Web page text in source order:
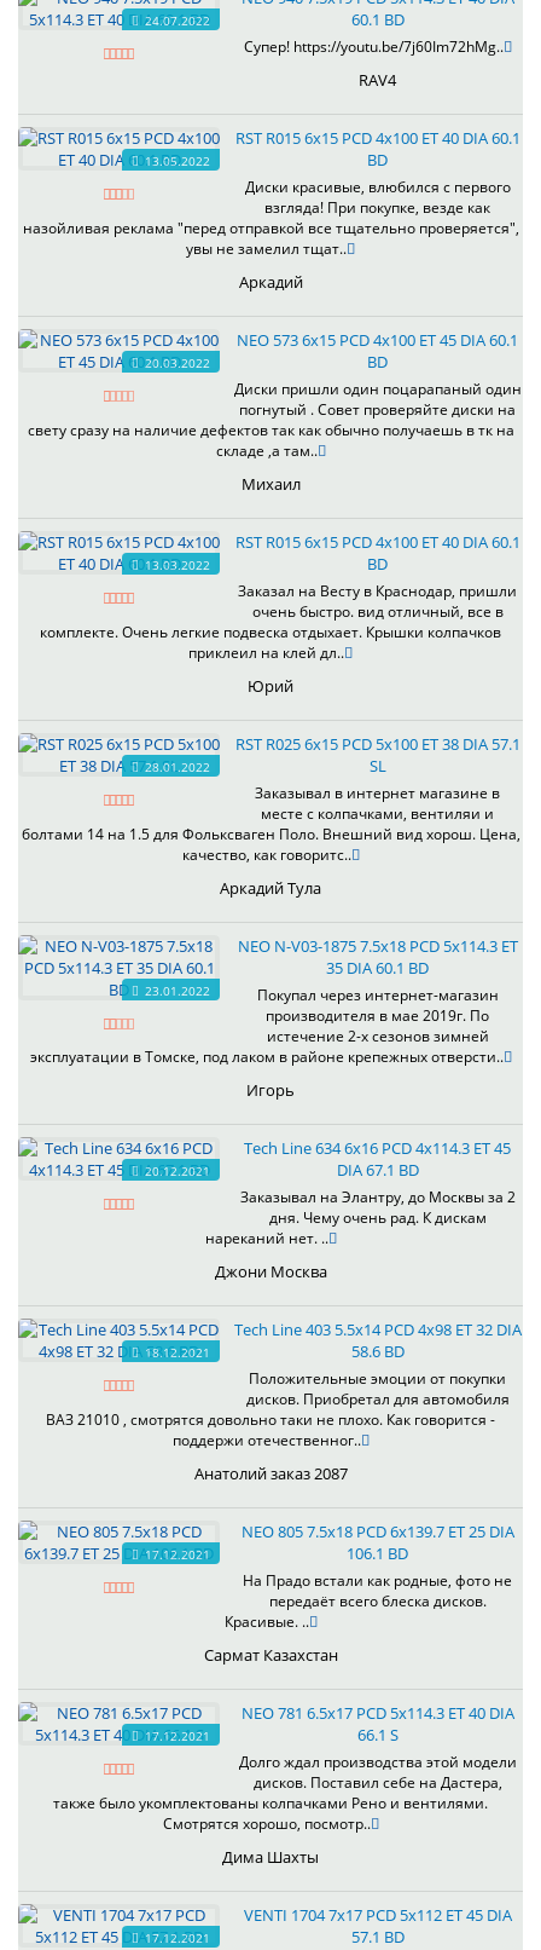
24.07.2022
60.1 BD
Супер! https://youtu.be/7j60Im72hMg..
RAV4
13.05.2022
RST R015 6x15 PCD 4x100 ET 40 DIA 60.1
BD
Диски красивые, влюбился с первого
взгляда! При покупке, везде как
назойливая реклама "перед отправкой все тщательно проверяется",
увы не замелил тщат..
Аркадий
20.03.2022
NEO 573 6x15 PCD 4x100 ET 45 DIA 60.1
BD
Диски пришли один поцарапаный один
погнутый . Совет проверяйте диски на
свету сразу на наличие дефектов так как обычно получаешь в тк на
складе ,а там..
Михаил
13.03.2022
RST R015 6x15 PCD 4x100 ET 40 DIA 60.1
BD
Заказал на Весту в Краснодар, пришли
очень быстро. вид отличный, все в
комплекте. Очень легкие подвеска отдыхает. Крышки колпачков
приклеил на клей дл..
Юрий
28.01.2022
RST R025 6x15 PCD 5x100 ET 38 DIA 57.1
SL
Заказывал в интернет магазине в
месте с колпачками, вентиляи и
болтами 14 на 1.5 для Фольксваген Поло. Внешний вид хорош. Цена,
качество, как говоритс..
Аркадий Тула
23.01.2022
NEO N-V03-1875 7.5x18 PCD 5x114.3 ET
35 DIA 60.1 BD
Покупал через интернет-магазин
производителя в мае 2019г. По
истечение 2-х сезонов зимней
эксплуатации в Томске, под лаком в районе крепежных отверсти..
Игорь
20.12.2021
Tech Line 634 6x16 PCD 4x114.3 ET 45
DIA 67.1 BD
Заказывал на Элантру, до Москвы за 2
дня. Чему очень рад. К дискам
нареканий нет. ..
Джони Москва
18.12.2021
Tech Line 403 5.5x14 PCD 4x98 ET 32 DIA
58.6 BD
Положительные эмоции от покупки
дисков. Приобретал для автомобиля
ВАЗ 21010 , смотрятся довольно таки не плохо. Как говорится -
поддержи отечественног..
Анатолий заказ 2087
17.12.2021
NEO 805 7.5x18 PCD 6x139.7 ET 25 DIA
106.1 BD
На Прадо встали как родные, фото не
передаёт всего блеска дисков.
Красивые. ..
Сармат Казахстан
17.12.2021
NEO 781 6.5x17 PCD 5x114.3 ET 40 DIA
66.1 S
Долго ждал производства этой модели
дисков. Поставил себе на Дастера,
также было укомплектованы колпачками Рено и вентилями.
Смотрятся хорошо, посмотр..
Дима Шахты
17.12.2021
VENTI 1704 7x17 PCD 5x112 ET 45 DIA
57.1 BD